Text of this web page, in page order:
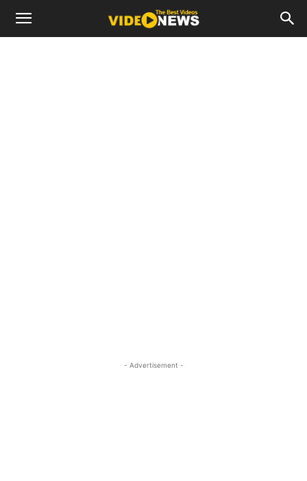
- Advertisement -